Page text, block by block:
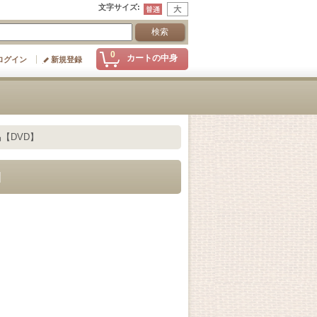
文字サイズ:
0 カートの中身
グイン 新規登録
DVD】